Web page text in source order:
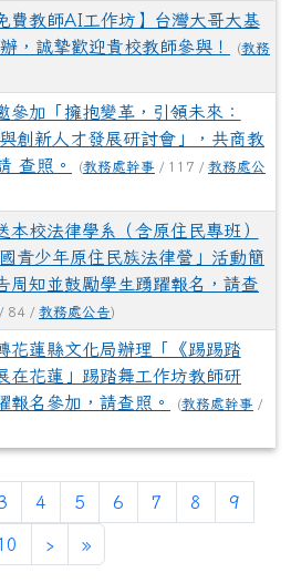
費教師AI工作坊】台灣大哥大基
，誠摯歡迎貴校教師參與！
(教務
參加「擁抱變革，引領未來：
創新人才發展研討會」，共商教
查照。
(教務處幹事 / 117 / 教務處公
本校法律學系（含原住民專班）
青少年原住民族法律營」活動簡
周知並鼓勵學生踴躍報名，請查
/ 84 / 教務處公告)
花蓮縣文化局辦理「《踢踢踏
在花蓮」踢踏舞工作坊教師研
報名參加，請查照。
(教務處幹事 /
4 5 6 7 8 9
›下一頁
»最後頁